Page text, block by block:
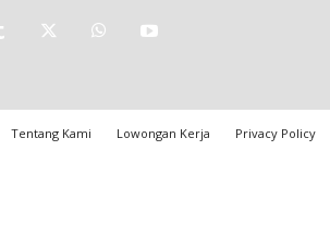
Tentang Kami Lowongan Kerja Privacy Policy